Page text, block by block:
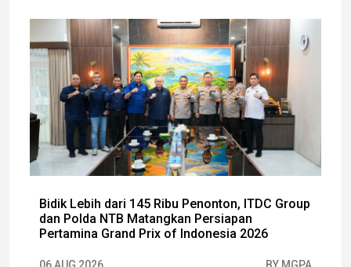
Bidik Lebih dari 145 Ribu Penonton, ITDC Group
dan Polda NTB Matangkan Persiapan
Pertamina Grand Prix of Indonesia 2026
06 AUG 2026 BY MGPA